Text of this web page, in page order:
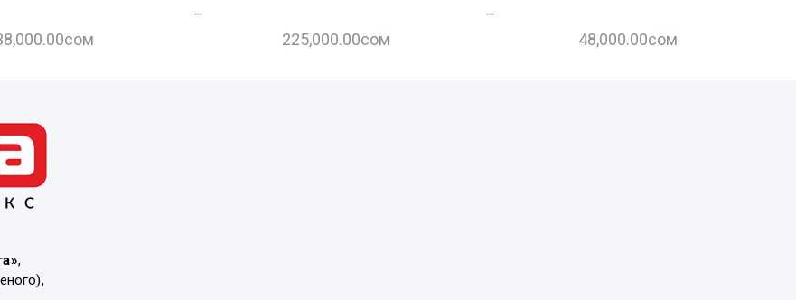
сом
–
225,000.00сом
–
48,000.00сом
,